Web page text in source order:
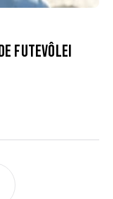
Futevôlei